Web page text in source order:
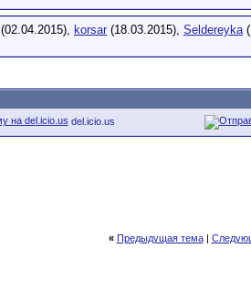
(02.04.2015), korsar (18.03.2015), Seldereyka
del.icio.us
« Предыдущая тема|